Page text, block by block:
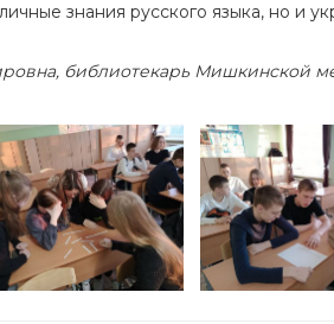
знания русского языка, но и
библиотекарь Мишкинской